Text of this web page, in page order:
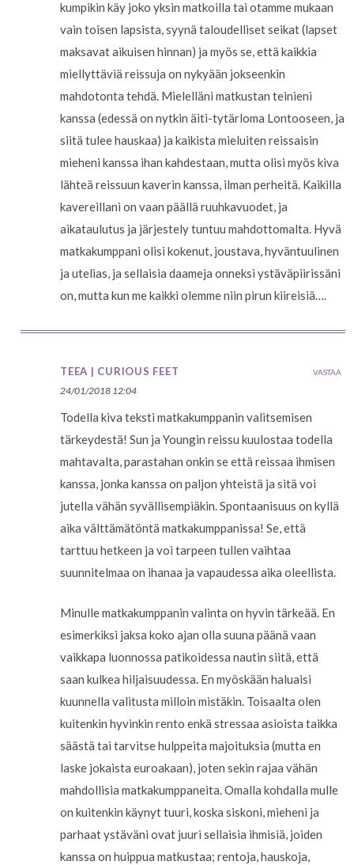
kumpikin käy joko yksin matkoilla tai otamme mukaan
vain toisen lapsista, syynä taloudelliset seikat (lapset
maksavat aikuisen hinnan) ja myös se, että kaikkia
miellyttäviä reissuja on nykyään jokseenkin
mahdotonta tehdä. Mielelläni matkustan teinieni
kanssa (edessä on nytkin äiti-tytärloma Lontooseen, ja
siitä tulee hauskaa) ja kaikista mieluiten reissaisin
mieheni kanssa ihan kahdestaan, mutta olisi myös kiva
lähteä reissuun kaverin kanssa, ilman perheitä. Kaikilla
kavereillani on vaan päällä ruuhkavuodet, ja
aikataulutus ja järjestely tuntuu mahdottomalta. Hyvä
matkakumppani olisi kokenut, joustava, hyväntuulinen
ja utelias, ja sellaisia daameja onneksi ystäväpiirissäni
on, mutta kun me kaikki olemme niin pirun kiireisiä….
TEEA | CURIOUS FEET
24/01/2018 12:04
Todella kiva teksti matkakumppanin valitsemisen
tärkeydestä! Sun ja Youngin reissu kuulostaa todella
mahtavalta, parastahan onkin se että reissaa ihmisen
kanssa, jonka kanssa on paljon yhteistä ja sitä voi
jutella vähän syvällisempiäkin. Spontaanisuus on kyllä
aika välttämätöntä matkakumppanissa! Se, että
tarttuu hetkeen ja voi tarpeen tullen vaihtaa
suunnitelmaa on ihanaa ja vapaudessa aika oleellista.
Minulle matkakumppanin valinta on hyvin tärkeää. En
esimerkiksi jaksa koko ajan olla suuna päänä vaan
vaikkapa luonnossa patikoidessa nautin siitä, että
saan kulkea hiljaisuudessa. En myöskään haluaisi
kuunnella valitusta milloin mistäkin. Toisaalta olen
kuitenkin hyvinkin rento enkä stressaa asioista taikka
säästä tai tarvitse hulppeita majoituksia (mutta en
laske jokaista euroakaan), joten sekin rajaa vähän
mahdollisia matkakumppaneita. Omalla kohdalla mulle
on kuitenkin käynyt tuuri, koska siskoni, mieheni ja
parhaat ystäväni ovat juuri sellaisia ihmisiä, joiden
kanssa on huippua matkustaa; rentoja, hauskoja,
VASTAA